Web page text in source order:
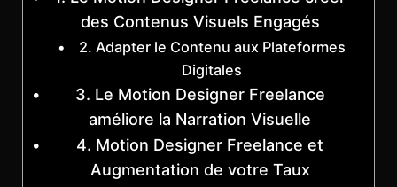
des Contenus Visuels Engagés
2. Adapter le Contenu aux Plateformes
Digitales
3. Le Motion Designer Freelance
améliore la Narration Visuelle
4. Motion Designer Freelance et
Augmentation de votre Taux